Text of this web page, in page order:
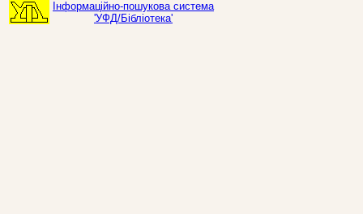
Інформаційно-пошукова система
'УФД/Бібліотека'